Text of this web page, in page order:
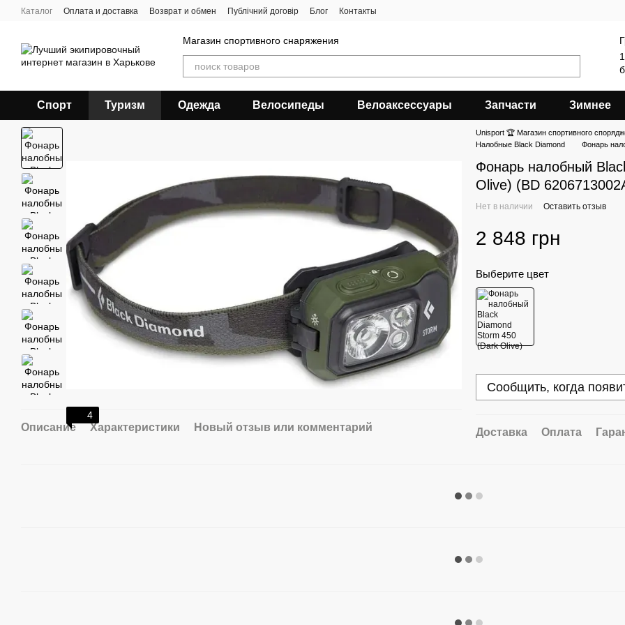
Перейти к основному контенту
Каталог Оплата и доставка Возврат и обмен Публічний договір Блог Контакты
Магазин спортивного снаряжения
Спорт Туризм Одежда Велосипеды Велоаксессуары Запчасти Зимнее
4
Описание Характеристики Новый отзыв или комментарий
Unisport 🏆 Магазин спортивного
Налобные Black Diamond
Фонарь
Фонарь налобный
Olive) (BD
Нет в наличии Оставить отзыв
2 848 грн
Выберите цвет
Сообщить, когда
Доставка Оплата